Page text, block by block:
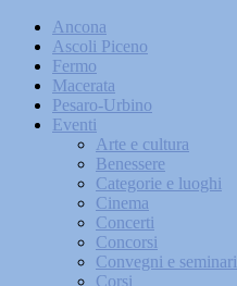
Ancona
Ascoli Piceno
Fermo
Macerata
Pesaro-Urbino
Eventi
Arte e cultura
Benessere
Categorie e luoghi
Cinema
Concerti
Concorsi
Convegni e seminari
Corsi